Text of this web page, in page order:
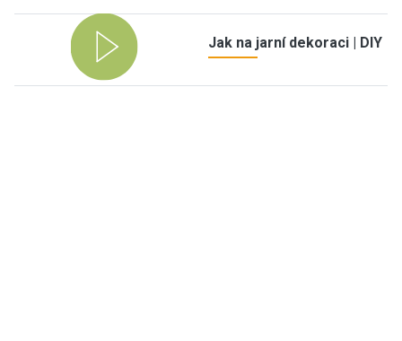
Jak na jarní dekoraci | DIY